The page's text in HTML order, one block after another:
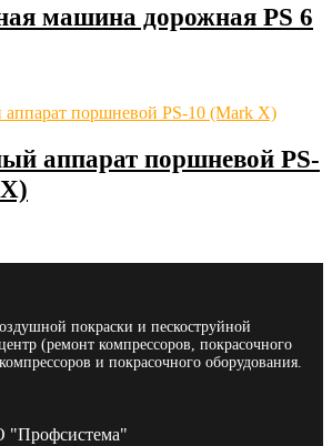
машина дорожная PS 6
аппарат поршневой PS-
покраски и пескоструйной
(ремонт компрессоров, покрасочного
и покрасочного оборудования.
"Профсистема"